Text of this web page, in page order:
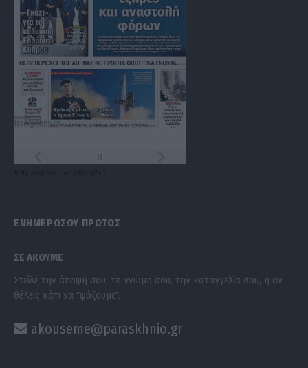
ΕΝΗΜΕΡΩΣΟΥ ΠΡΩΤΟΣ
ΣΕ ΑΚΟΥΜΕ
Στείλε την άποψή σου, τη γνώμη σου, την καταγγελία σου, ή αν
θέλεις κάτι να "ψάξουμε".
akouseme@paraskhnio.gr